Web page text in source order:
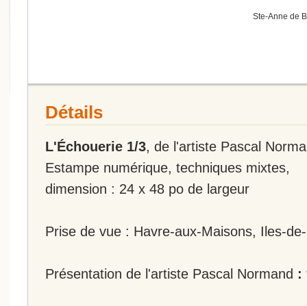
Ste-Anne de
Détails
L'Échouerie 1/3, de l'artiste Pascal
Estampe numérique, techniques mixtes,
dimension : 24 x 48 po de largeur
Prise de vue : Havre-aux-Maisons, Iles-
Présentation de l'artiste Pascal Normand :